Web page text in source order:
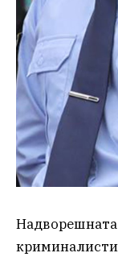
Надворешната